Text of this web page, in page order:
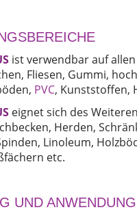
ist verwendbar auf
Fliesen, Gummi,
PVC, Kunststoffen,
eignet sich des
Herden,
Linoleum,
etc.
UND ANWENDUNG